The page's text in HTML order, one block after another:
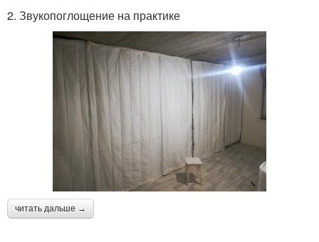
2. Звукопоглощение на практике
читать дальше →